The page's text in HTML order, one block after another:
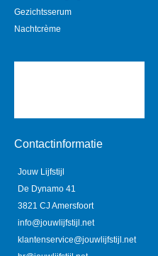
Gezichtsserum
Nachtcrème
Contactinformatie
Jouw Lijfstijl
De Dynamo 41
3821 CJ Amersfoort
info@jouwlijfstijl.net
klantenservice@jouwlijfstijl.net